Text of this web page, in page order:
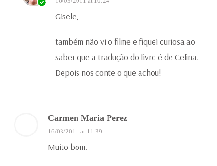
Gisele,
também não vi o filme e fiquei curiosa ao
saber que a tradução do livro é de Celina.
Depois nos conte o que achou!
Carmen Maria Perez
16/03/2011 at 11:39
Muito bom.